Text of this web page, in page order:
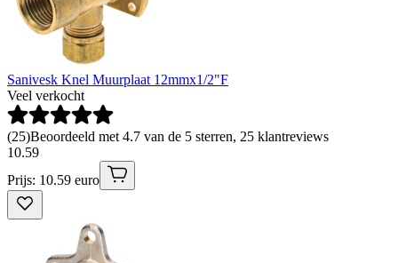
Sanivesk Knel Muurplaat 12mmx1/2"F
Veel verkocht
(25)Beoordeeld met 4.7 van de 5 sterren, 25 klantreviews
10.59
Prijs: 10.59 euro